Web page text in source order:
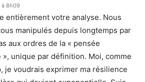
à 8h09
entièrement votre analyse. Nous
manipulés depuis longtemps par
aux ordres de la « pensée
», unique par définition. Moi, comme
je voudrais exprimer ma résilience